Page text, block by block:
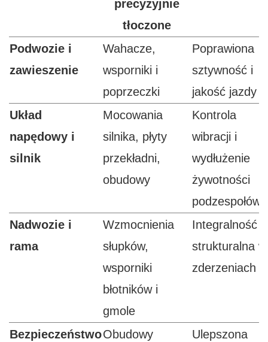
precyzyjnie
tłoczone
Podwozie i
zawieszenie
Wahacze,
wsporniki i
poprzeczki
Poprawiona
sztywność i
jakość jazdy
Układ
napędowy i
silnik
Mocowania
silnika, płyty
przekładni,
obudowy
Kontrola
wibracji i
wydłużenie
żywotności
podzespołów
Nadwozie i
rama
Wzmocnienia
słupków,
wsporniki
błotników i
gmole
Integralność
strukturalna w
zderzeniach
BezpieczeństwoObudowy
Ulepszona